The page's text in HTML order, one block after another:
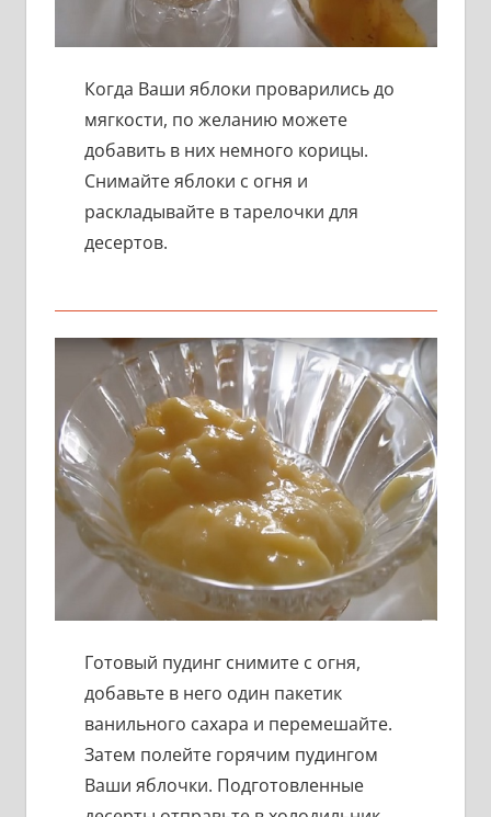
Когда Ваши яблоки проварились до
мягкости, по желанию можете
добавить в них немного корицы.
Снимайте яблоки с огня и
раскладывайте в тарелочки для
десертов.
Готовый пудинг снимите с огня,
добавьте в него один пакетик
ванильного сахара и перемешайте.
Затем полейте горячим пудингом
Ваши яблочки. Подготовленные